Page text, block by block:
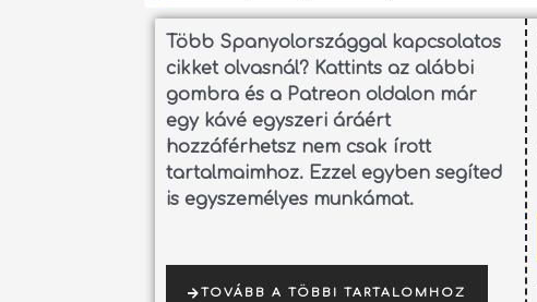
Több Spanyolországgal kapcsolatos
cikket olvasnál? Kattints az alábbi
gombra és a Patreon oldalon már
egy kávé egyszeri áráért
hozzáférhetsz nem csak írott
tartalmaimhoz. Ezzel egyben segíted
is egyszemélyes munkámat.
TOVÁBB A TÖBBI TARTALOMHOZ